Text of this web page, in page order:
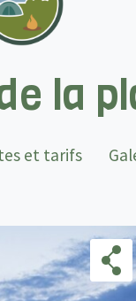
la
et tarifs